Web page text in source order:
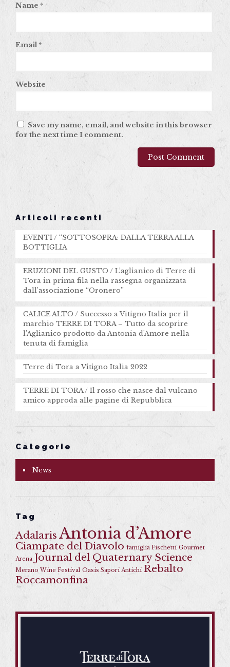
Name *
Email*
Website
Save my name, email, and website in this browser
for the next time I comment.
Articoli recenti
EVENTI / “SOTTOSOPRA: DALLA TERRA ALLA
BOTTIGLIA
ERUZIONI DEL GUSTO / L’aglianico di Terre di
Tora in prima fila nella rassegna organizzata
dall’associazione “Oronero”
CALICE ALTO / Successo a Vitigno Italia per il
marchio TERRE DI TORA – Tutto da scoprire
l’Aglianico prodotto da Antonia d’Amore nella
tenuta di famiglia
Terre di Tora a Vitigno Italia 2022
TERRE DI TORA / Il rosso che nasce dal vulcano
amico approda alle pagine di Repubblica
Categorie
News
Tag
Adalaris Antonia d’Amore
Ciampate del Diavolo famiglia Fischetti Gourmet
Arena Journal del Quaternary Science
Merano Wine Festival Oasis Sapori Antichi Rebalto
Roccamonfina